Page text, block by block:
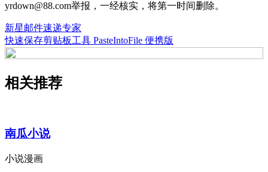
yrdown@88.com举报，一经核实，将第一时间删除。
新星邮件速递专家
快速保存剪贴板工具 PasteIntoFile 便携版
相关推荐
南瓜小说
小说漫画